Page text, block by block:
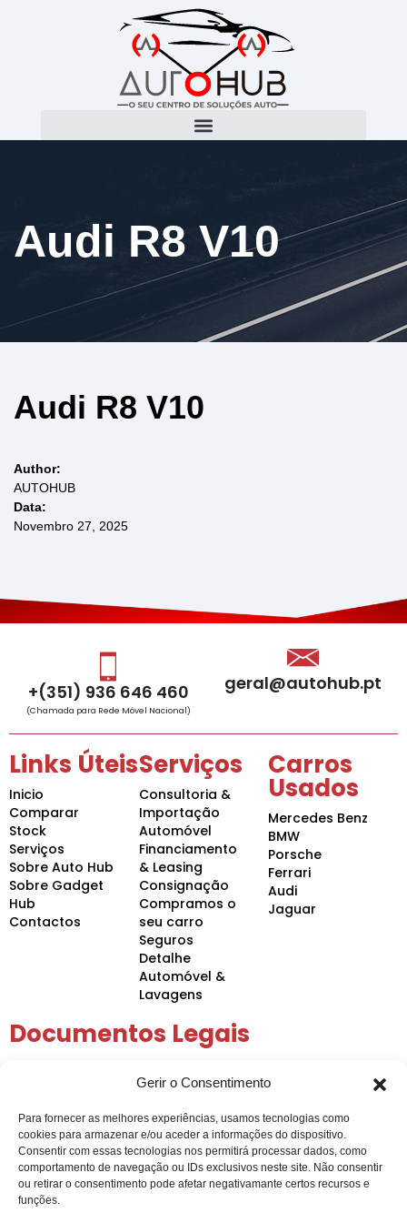
Gerir o Consentimento
Para fornecer as melhores experiências, usamos tecnologias como
cookies para armazenar e/ou aceder a informações do dispositivo.
Consentir com essas tecnologias nos permitirá processar dados, como
comportamento de navegação ou IDs exclusivos neste site. Não consentir
ou retirar o consentimento pode afetar negativamante certos recursos e
funções.
Audi R8 V10
Audi R8 V10
Author:
AUTOHUB
Data:
Novembro 27, 2025
+(351) 936 646 460
(Chamada para Rede Móvel Nacional)
geral@autohub.pt
Links Úteis
Inicio
Comparar
Stock
Serviços
Sobre Auto Hub
Sobre Gadget
Hub
Contactos
Serviços
Consultoria &
Importação
Automóvel
Financiamento
& Leasing
Consignação
Compramos o
seu carro
Seguros
Detalhe
Automóvel &
Lavagens
Carros
Usados
Mercedes Benz
BMW
Porsche
Ferrari
Audi
Jaguar
Documentos Legais
Política de Privacidade
Condições Gerais
Arbitragem de Conflitos
Intermediação de Crédito